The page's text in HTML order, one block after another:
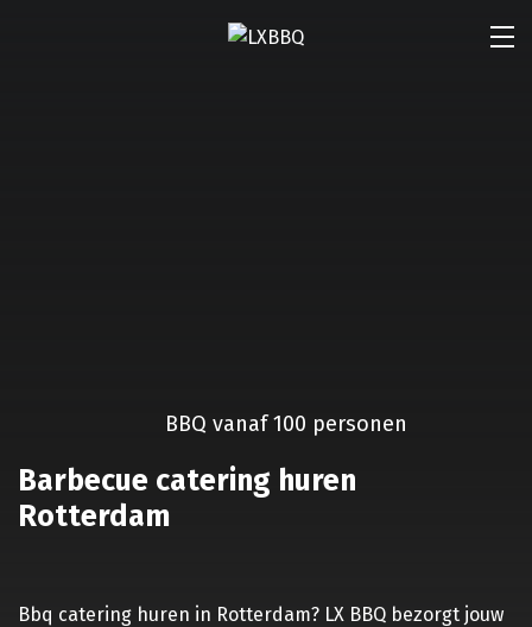
BBQ vanaf 100 personen
Barbecue catering huren
Rotterdam
Bbq catering huren in Rotterdam? LX BBQ bezorgt jouw